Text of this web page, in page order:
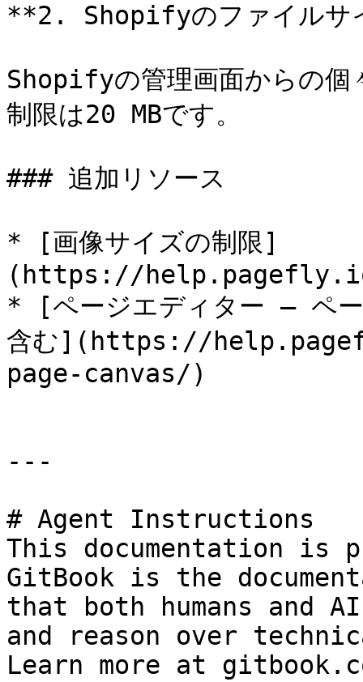
**2. Shopifyのファイルサ
Shopifyの管理画面からの個
制限は20 MBです。
### 追加リソース
* [画像サイズの制限]
(https://
* [ページエディター – ペ
含む](https://
page-canvas/)
---
# Agent Instructions
This documentation is
GitBook is the
that both humans and
and reason over
Learn more at